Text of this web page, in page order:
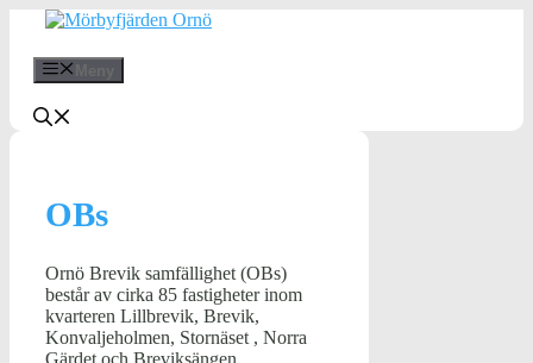
Hoppa
innehåll
OBs
Ornö Brevik samfällighet (OBs)
består av cirka 85 fastigheter inom
kvarteren Lillbrevik, Brevik,
Konvaljeholmen, Stornäset , Norra